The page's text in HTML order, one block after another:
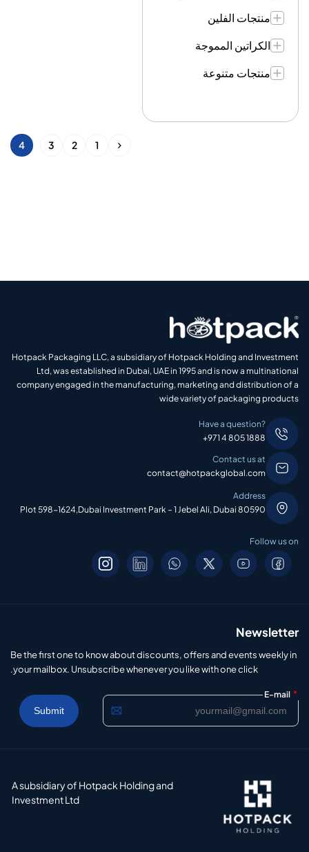
منتجات الفلين
الكراتين المموجة
منتجات متنوعة
1
2
3
4
Hotpack Packaging LLC, a subsidiary of Hotpack Holding and Investment
Ltd, was established in Dubai, UAE in 1995 and is now a multinational
company engaged in the manufacturing, marketing and distribution of a
wide variety of packaging products
Have a question?
+971 4 805 1888
Contact us at
contact@hotpackglobal.com
Address
Plot 598-1624,Dubai Investment Park – 1 Jebel Ali, Dubai 80590
Follow us on
Newsletter
Be the first one to know about discounts, offers and events weekly in
your mailbox. Unsubscribe whenever you like with one click.
E-mail *
A subsidiary of Hotpack Holding and
Investment Ltd